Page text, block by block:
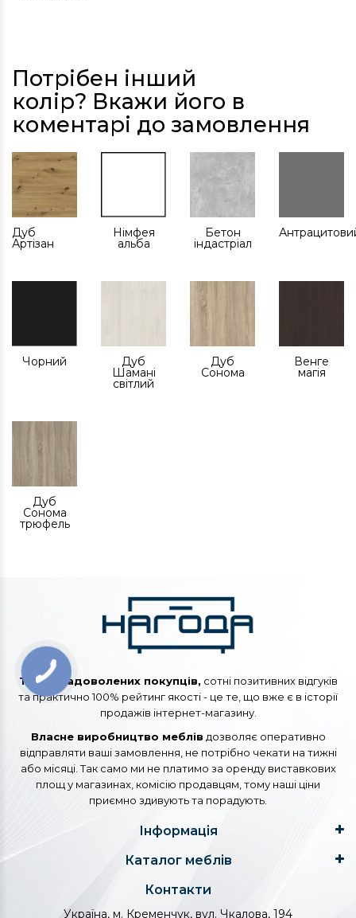
Потрібен інший
колір? Вкажи його в
коментарі до замовлення
Дуб
Артізан
Німфея
альба
Бетон
індастріал
Чорний Дуб
Шамані
світлий
Дуб
Сонома
Венге
магія
Дуб
Сонома
трюфель
Тисячі задоволених покупців, сотні позитивних відгуків
та практично 100% рейтинг якості - це те, що вже є в історії
продажів інтернет-магазину.
Власне виробництво меблів дозволяє оперативно
відправляти ваші замовлення, не потрібно чекати на тижні
або місяці. Так само ми не платимо за оренду виставкових
площ у магазинах, комісію продавцям, тому наші ціни
приємно здивують та порадують.
Інформація
Каталог меблів
Контакти
Україна, м. Кременчук, вул. Чкалова, 194